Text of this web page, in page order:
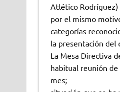
Atlético Rodríguez)
por el mismo
categorías
la presentación del
La Mesa Directiva
habitual reunión
mes;